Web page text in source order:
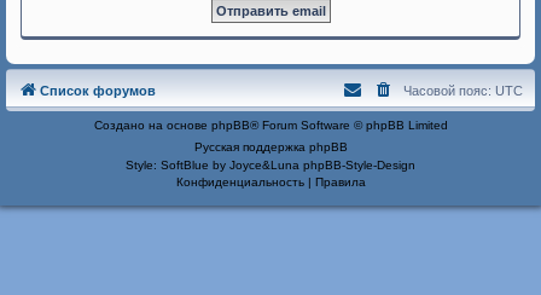
Список форумов Часовой пояс: UTC
Создано на основе phpBB® Forum Software © phpBB Limited
Русская поддержка phpBB
Style: SoftBlue by Joyce&Luna phpBB-Style-Design
Конфиденциальность| Правила